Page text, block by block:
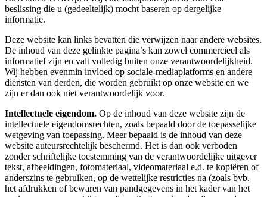
beslissing die u (gedeeltelijk) mocht baseren op dergelijke
informatie.
Deze website kan links bevatten die verwijzen naar andere websites.
De inhoud van deze gelinkte pagina’s kan zowel commercieel als
informatief zijn en valt volledig buiten onze verantwoordelijkheid.
Wij hebben evenmin invloed op sociale-mediaplatforms en andere
diensten van derden, die worden gebruikt op onze website en we
zijn er dan ook niet verantwoordelijk voor.
Intellectuele eigendom. Op de inhoud van deze website zijn de
intellectuele eigendomsrechten, zoals bepaald door de toepasselijke
wetgeving van toepassing. Meer bepaald is de inhoud van deze
website auteursrechtelijk beschermd. Het is dan ook verboden
zonder schriftelijke toestemming van de verantwoordelijke uitgever
tekst, afbeeldingen, fotomateriaal, videomateriaal e.d. te kopiëren of
anderszins te gebruiken, op de wettelijke restricties na (zoals bvb.
het afdrukken of bewaren van pandgegevens in het kader van het